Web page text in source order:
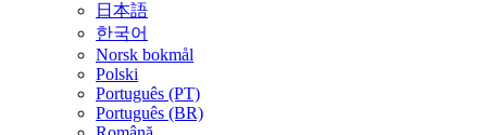
日本語
한국어
Norsk bokmål
Polski
Português (PT)
Português (BR)